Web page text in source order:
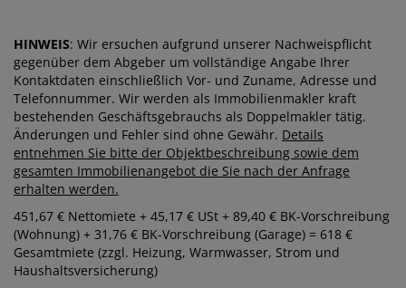
HINWEIS: Wir ersuchen aufgrund unserer Nachweispflicht
gegenüber dem Abgeber um vollständige Angabe Ihrer
Kontaktdaten einschließlich Vor- und Zuname, Adresse und
Telefonnummer. Wir werden als Immobilienmakler kraft
bestehenden Geschäftsgebrauchs als Doppelmakler tätig.
Änderungen und Fehler sind ohne Gewähr. Details
entnehmen Sie bitte der Objektbeschreibung sowie dem
gesamten Immobilienangebot die Sie nach der Anfrage
erhalten werden.
451,67 € Nettomiete + 45,17 € USt + 89,40 € BK-Vorschreibung
(Wohnung) + 31,76 € BK-Vorschreibung (Garage) = 618 €
Gesamtmiete (zzgl. Heizung, Warmwasser, Strom und
Haushaltsversicherung)